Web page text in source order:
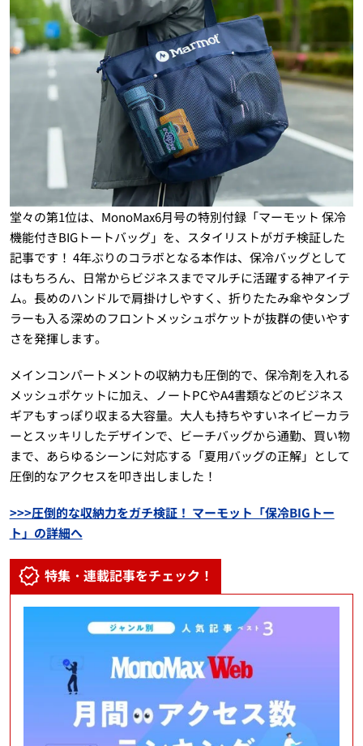
堂々の第1位は、MonoMax6月号の特別付録「マーモット 保冷
機能付きBIGトートバッグ」を、スタイリストがガチ検証した
記事です！ 4年ぶりのコラボとなる本作は、保冷バッグとして
はもちろん、日常からビジネスまでマルチに活躍する神アイテ
ム。長めのハンドルで肩掛けしやすく、折りたたみ傘やタンブ
ラーも入る深めのフロントメッシュポケットが抜群の使いやす
さを発揮します。
メインコンパートメントの収納力も圧倒的で、保冷剤を入れる
メッシュポケットに加え、ノートPCやA4書類などのビジネス
ギアもすっぽり収まる大容量。大人も持ちやすいネイビーカラ
ーとスッキリしたデザインで、ビーチバッグから通勤、買い物
まで、あらゆるシーンに対応する「夏用バッグの正解」として
圧倒的なアクセスを叩き出しました！
>>>圧倒的な収納力をガチ検証！ マーモット「保冷BIGトー
ト」の詳細へ
特集・連載記事をチェック！